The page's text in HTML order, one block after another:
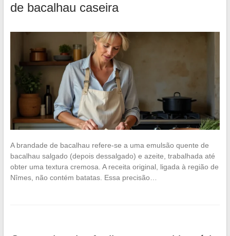
de bacalhau caseira
A brandade de bacalhau refere-se a uma emulsão quente de
bacalhau salgado (depois dessalgado) e azeite, trabalhada até
obter uma textura cremosa. A receita original, ligada à região de
Nîmes, não contém batatas. Essa precisão…